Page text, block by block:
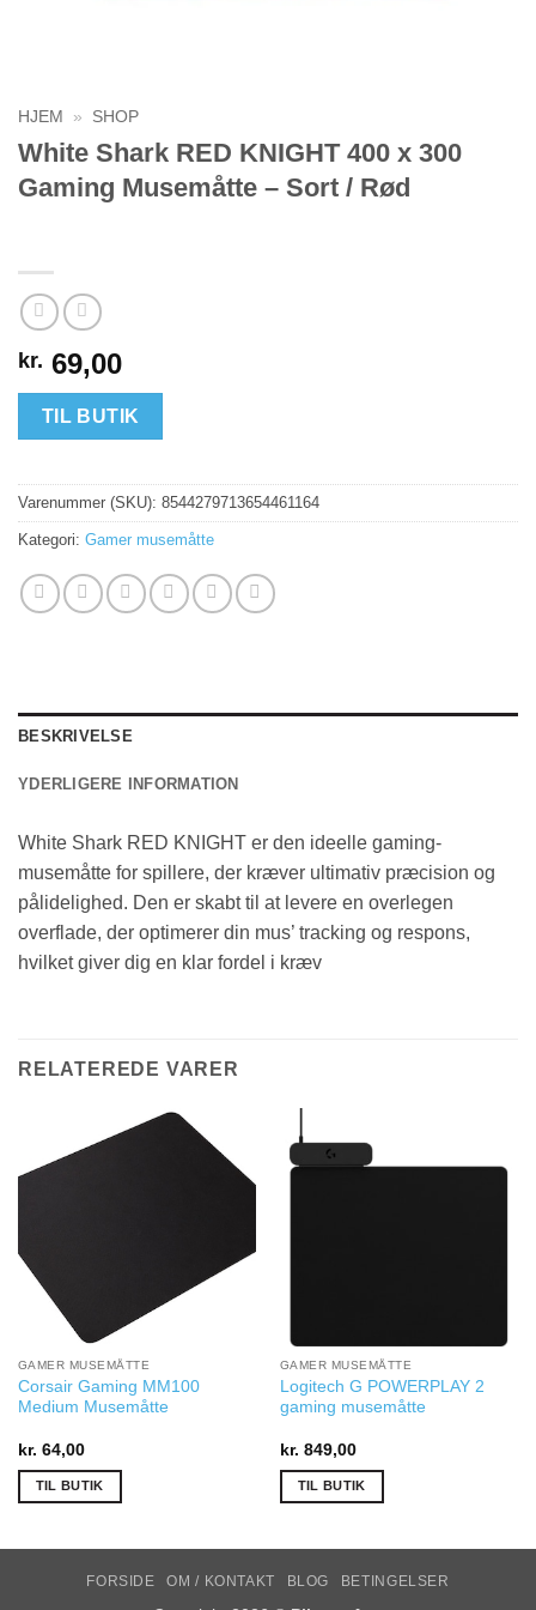
HJEM » SHOP
White Shark RED KNIGHT 400 x 300
Gaming Musemåtte – Sort / Rød
kr. 69,00
TIL BUTIK
Varenummer (SKU): 8544279713654461164
Kategori: Gamer musemåtte
BESKRIVELSE
YDERLIGERE INFORMATION
White Shark RED KNIGHT er den ideelle gaming-
musemåtte for spillere, der kræver ultimativ præcision og
pålidelighed. Den er skabt til at levere en overlegen
overflade, der optimerer din mus’ tracking og respons,
hvilket giver dig en klar fordel i kræv
RELATEREDE VARER
GAMER MUSEMÅTTE
Corsair Gaming MM100
Medium Musemåtte
kr. 64,00
TIL BUTIK
GAMER MUSEMÅTTE
Logitech G POWERPLAY 2
gaming musemåtte
kr. 849,00
TIL BUTIK
FORSIDE OM / KONTAKT BLOG BETINGELSER